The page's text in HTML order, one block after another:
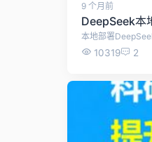
9 个月前
DeepSeek本
本地部署
10319 2